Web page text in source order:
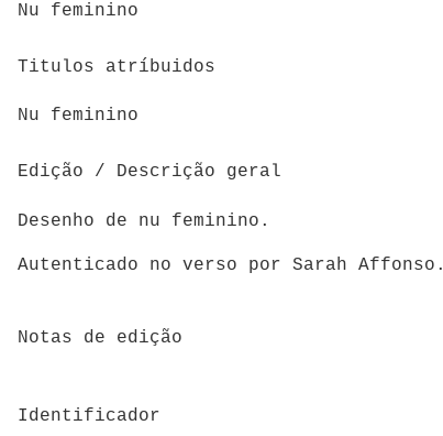
Nu feminino
Titulos atríbuidos
Nu feminino
Edição / Descrição geral
Desenho de nu feminino.
Autenticado no verso por Sarah Affonso.
Notas de edição
Identificador